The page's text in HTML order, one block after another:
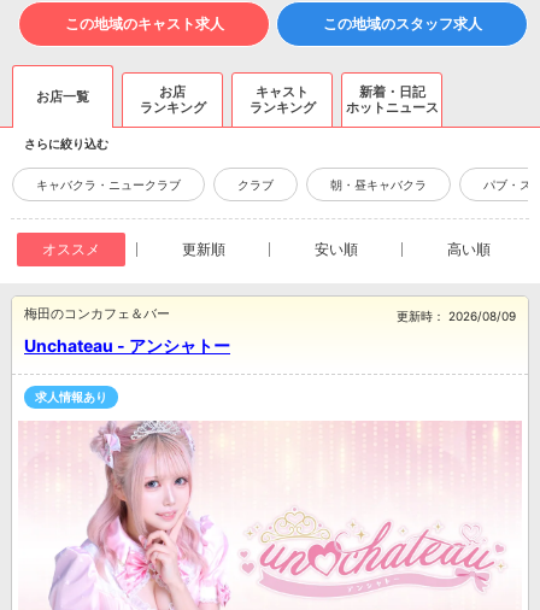
この地域のキャスト求人 この地域のスタッフ求人
お店一覧
お店
ランキング
キャスト
ランキング
新着・日記
ホットニュース
さらに絞り込む
キャバクラ・ニュークラブ クラブ 朝・昼キャバクラ パブ・ス
オススメ 更新順 安い順 高い順
Unchateau - アンシャトー
梅田のコンカフェ＆バー 更新時： 2026/08/09
求人情報あり